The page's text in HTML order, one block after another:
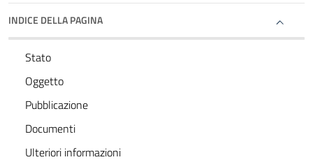
INDICE DELLA PAGINA
Stato
Oggetto
Pubblicazione
Documenti
Ulteriori informazioni